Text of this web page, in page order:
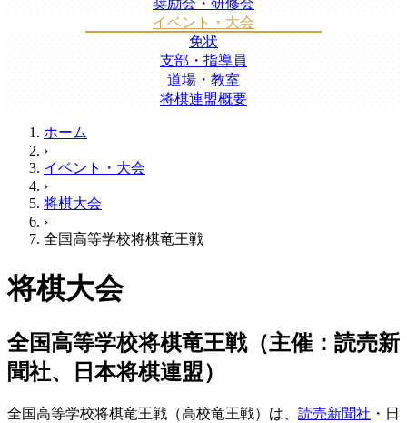
奨励会・研修会
イベント・大会
免状
支部・指導員
道場・教室
将棋連盟概要
ホーム
›
イベント・大会
›
将棋大会
›
全国高等学校将棋竜王戦
将棋大会
全国高等学校将棋竜王戦（主催：読売新
聞社、日本将棋連盟）
全国高等学校将棋竜王戦（高校竜王戦）は、 読売新聞社 ・日